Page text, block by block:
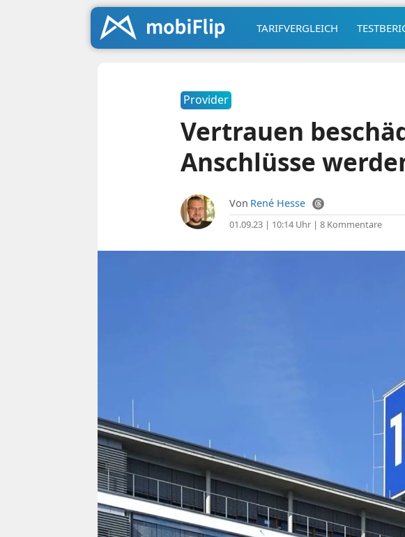
TARIFVERGLEICH
Provider
Vertrauen
Anschlüsse
Von René Hesse
01.09.23 | 10:14 Uhr| 8 Kommentare